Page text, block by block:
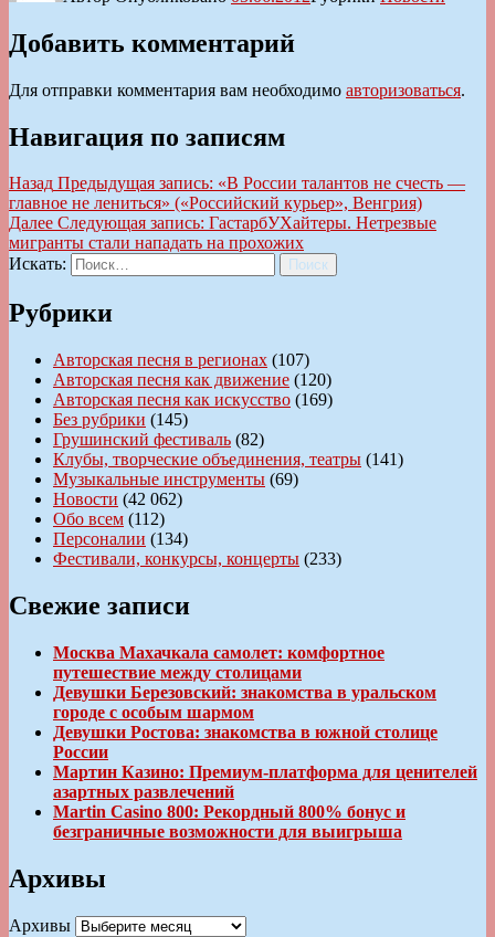
Добавить комментарий
Для отправки комментария вам необходимо авторизоваться.
Навигация по записям
Назад Предыдущая запись: «В России талантов не счесть —
главное не лениться» («Российский курьер», Венгрия)
Далее Следующая запись: ГастарбУХайтеры. Нетрезвые
мигранты стали нападать на прохожих
Искать:
Поиск
Рубрики
Авторская песня в регионах (107)
Авторская песня как движение (120)
Авторская песня как искусство (169)
Без рубрики (145)
Грушинский фестиваль (82)
Клубы, творческие объединения, театры (141)
Музыкальные инструменты (69)
Новости (42 062)
Обо всем (112)
Персоналии (134)
Фестивали, конкурсы, концерты (233)
Свежие записи
Москва Махачкала самолет: комфортное
путешествие между столицами
Девушки Березовский: знакомства в уральском
городе с особым шармом
Девушки Ростова: знакомства в южной столице
России
Мартин Казино: Премиум-платформа для ценителей
азартных развлечений
Martin Casino 800: Рекордный 800% бонус и
безграничные возможности для выигрыша
Архивы
Архивы